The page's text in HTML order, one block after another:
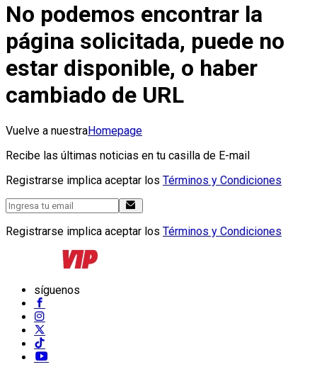
No podemos encontrar la
página solicitada, puede no
estar disponible, o haber
cambiado de URL
Vuelve a nuestraHomepage
Recibe las últimas noticias en tu casilla de E-mail
Registrarse implica aceptar los Términos y Condiciones
Registrarse implica aceptar los Términos y Condiciones
síguenos